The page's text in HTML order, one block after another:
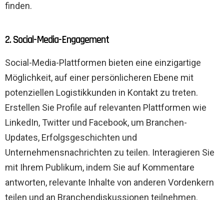
finden.
2. Social-Media-Engagement
Social-Media-Plattformen bieten eine einzigartige
Möglichkeit, auf einer persönlicheren Ebene mit
potenziellen Logistikkunden in Kontakt zu treten.
Erstellen Sie Profile auf relevanten Plattformen wie
LinkedIn, Twitter und Facebook, um Branchen-
Updates, Erfolgsgeschichten und
Unternehmensnachrichten zu teilen. Interagieren Sie
mit Ihrem Publikum, indem Sie auf Kommentare
antworten, relevante Inhalte von anderen Vordenkern
teilen und an Branchendiskussionen teilnehmen.